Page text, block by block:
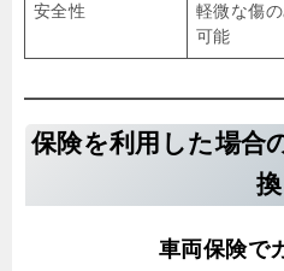
安全性
軽微な傷
可能
保険を利用した場合
換
車両保険で